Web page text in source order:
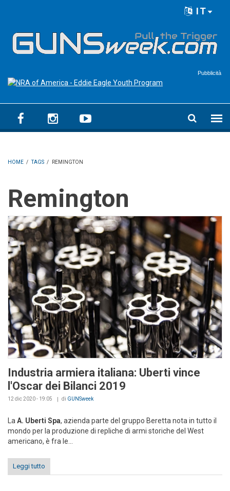
IT
Pubblicità
HOME / TAGS / REMINGTON
Remington
Industria armiera italiana: Uberti vince
l'Oscar dei Bilanci 2019
12 dic 2020 - 19:05 di GUNSweek
La A. Uberti Spa, azienda parte del gruppo Beretta nota in tutto il
mondo per la produzione di repliche di armi storiche del West
americano, è fra le...
Leggi tutto